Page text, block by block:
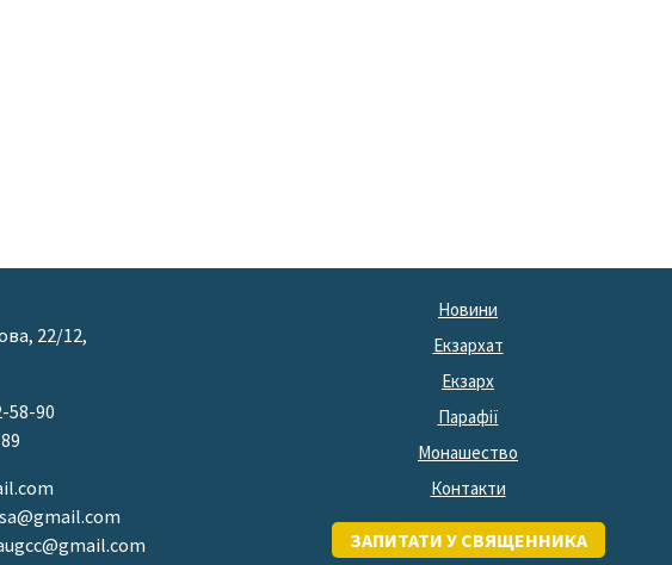
22/12,
58-90
Новини
Екзархат
Екзарх
Парафії
Монашество
Контакти
ЗАПИТАТИ У СВЯЩЕННИКА